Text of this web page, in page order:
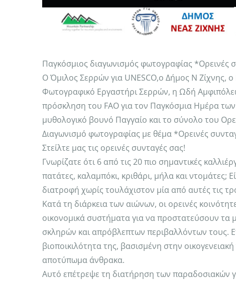
Παγκόσμιος διαγωνισμός φωτογραφίας *Ορεινές
Ο Όμιλος Σερρών για UNESCO,ο Δήμος Ν Ζίχνης, ο
Φωτογραφικό Εργαστήρι Σερρών, η Ωδή
πρόσκληση του FAO για τον Παγκόσμια Ημέρα
μυθολογικό βουνό Παγγαίο και το σύνολο του
Διαγωνισμό φωτογραφίας με θέμα *Ορεινές
Στείλτε μας τις ορεινές συνταγές σας!
Γνωρίζατε ότι 6 από τις 20 πιο σημαντικές
πατάτες, καλαμπόκι, κριθάρι, μήλα και ντομάτες;
διατροφή χωρίς τουλάχιστον μία από αυτές τις
Κατά τη διάρκεια των αιώνων, οι ορεινές
οικονομικά συστήματα για να προστατεύσουν τα
σκληρών και απρόβλεπτων περιβαλλόντων τους.
βιοποικιλότητα της, βασισμένη στην
αποτύπωμα άνθρακα.
Αυτό επέτρεψε τη διατήρηση των παραδοσιακών